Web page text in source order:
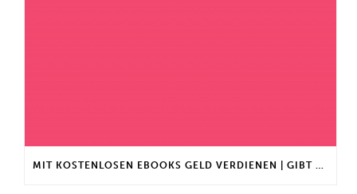
MIT KOSTENLOSEN EBOOKS GELD VERDIENEN | GIBT ES EINEN MAXIMALEN ANLAGEBETRAG?